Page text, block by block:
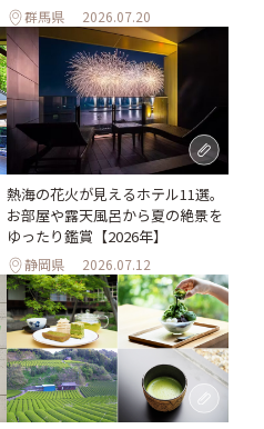
群馬県 2026.07.20
熱海の花火が見えるホテル11選。
お部屋や露天風呂から夏の絶景を
ゆったり鑑賞【2026年】
静岡県 2026.07.12